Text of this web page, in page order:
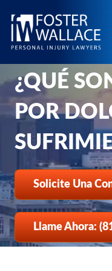
Preguntas Frecuentes
¿QUÉ
POR
Solicite Una
Llame Ahora: